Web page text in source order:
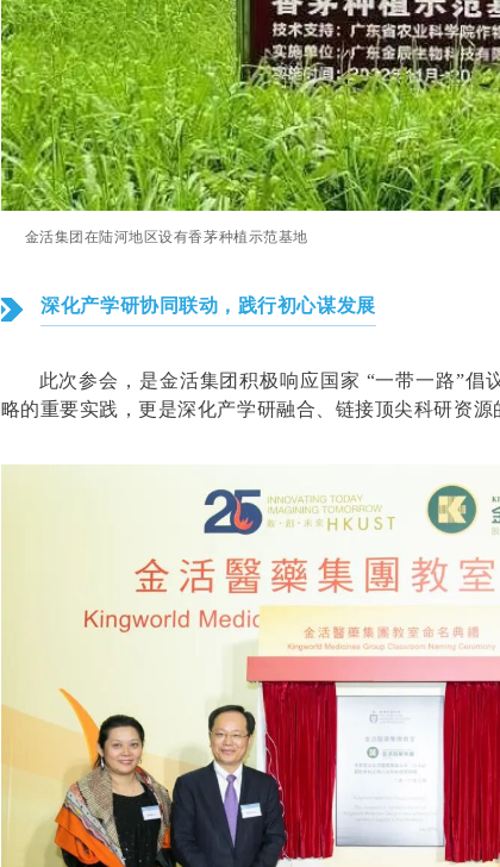
金活集团在陆河地区设有香茅种植示范基地
深化产学研协同联动，践行初心谋发展
此次参会，是金活集团积极响应国家 “一带一路”倡
略的重要实践，更是深化产学研融合、链接顶尖科研资源